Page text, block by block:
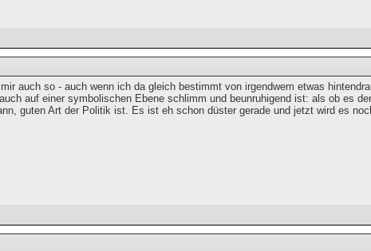
auch so - auch wenn ich da gleich bestimmt von irgendwem etwas
auf einer symbolischen Ebene schlimm und beunruhigend ist: als ob es
guten Art der Politik ist. Es ist eh schon düster gerade und jetzt wird es